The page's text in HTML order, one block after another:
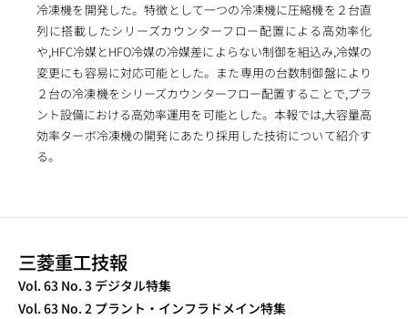
冷凍機を開発した。特徴として一つの冷凍機に圧縮機を２台直
列に搭載したシリーズカウンターフロー配置による高効率化
や,HFC冷媒とHFO冷媒の冷媒差によらない制御を組込み,冷媒の
変更にも容易に対応可能とした。また専用の台数制御盤により
２台の冷凍機をシリーズカウンターフロー配置することで,プラ
ント設備における高効率運用を可能とした。本報では,大容量高
効率ターボ冷凍機の開発にあたり採用した技術について紹介す
る。
三菱重工技報
TECHNICAL REVIEW
Vol. 63 No. 3 デジタル特集
Vol. 63 No. 2 プラント・インフラドメイン特集